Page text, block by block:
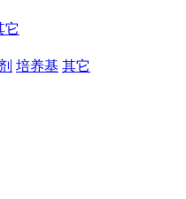
它
培养基 其它